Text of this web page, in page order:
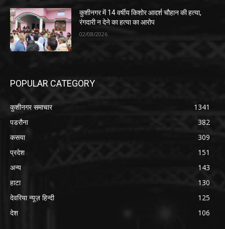
कुशीनगर में 14 वर्षीय किशोर आदर्श चौहान की हत्या,
रंगदारी न देने का हत्या का आरोप
02/08/2026
POPULAR CATEGORY
कुशीनगर समाचार
1341
पडरौना
382
कसया
309
प्रदेश
151
अन्य
143
हाटा
130
देवरिया न्यूज़ हिन्दी
125
देश
106